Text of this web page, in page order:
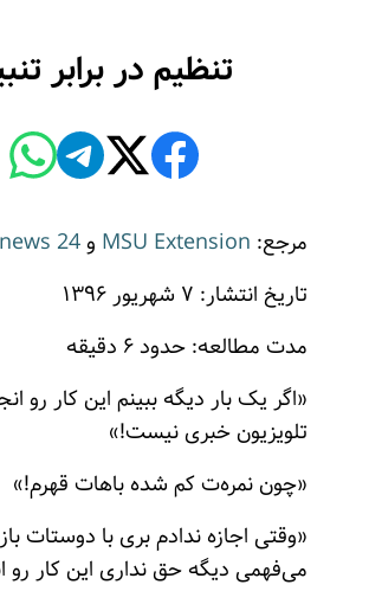
تنظیم در برابر
مرجع: MSU Extension وnews 24
تاریخ انتشار: ۷ شهریور ۱۳۹۶
مدت مطالعه: حدود ۶ دقیقه
«اگر یک بار دیگه ببینم این کار رو
تلویزیون خبری نیست!»
«چون نمره‌ت کم شده باهات قهرم!»
«وقتی اجازه ندادم بری با دوستات
می‌فهمی دیگه حق نداری این کار رو